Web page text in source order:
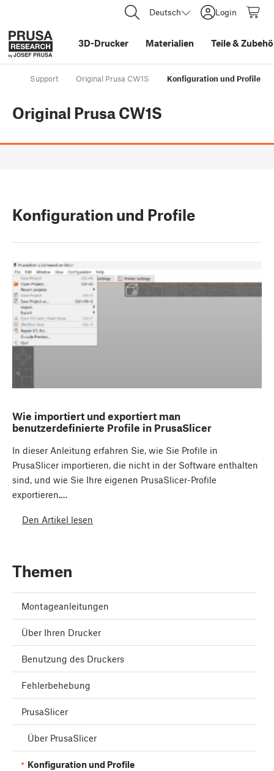
Deutsch Login
3D-Drucker Materialien Teile&
Support Original Prusa CW1S Konfiguration und Profile
Original Prusa CW1S
Konfiguration und Profile
Wie importiert und exportiert man
benutzerdefinierte Profile in PrusaSlicer
In dieser Anleitung erfahren Sie, wie Sie Profile in
PrusaSlicer importieren, die nicht in der Software enthalten
sind, und wie Sie Ihre eigenen PrusaSlicer-Profile
exportieren.…
Den Artikel lesen
Themen
Montageanleitungen
Über Ihren Drucker
Benutzung des Druckers
Fehlerbehebung
PrusaSlicer
Über PrusaSlicer
Konfiguration und Profile